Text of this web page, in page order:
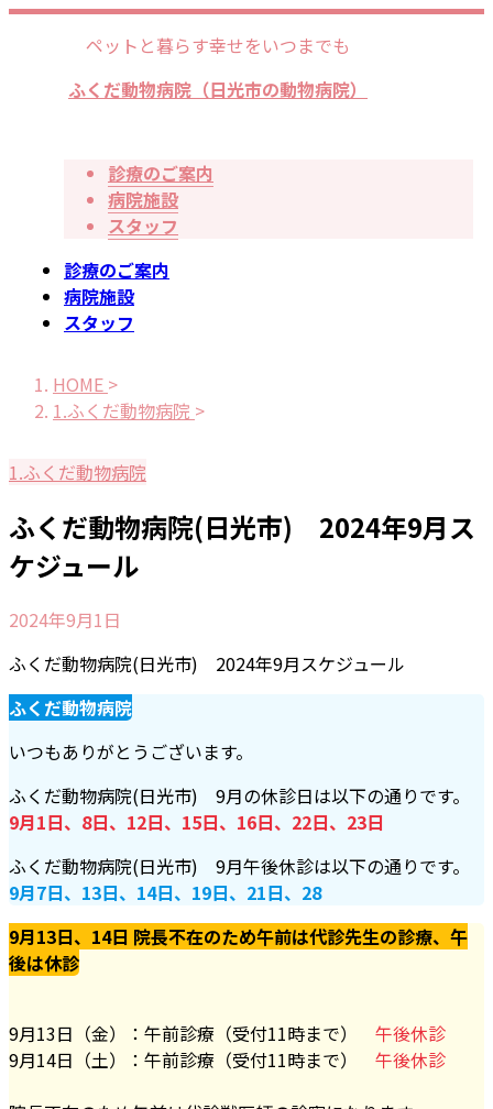
ペットと暮らす幸せをいつまでも
ふくだ動物病院（日光市の動物病院）
診療のご案内
病院施設
スタッフ
診療のご案内
病院施設
スタッフ
HOME >
1.ふくだ動物病院 >
1.ふくだ動物病院
ふくだ動物病院(日光市) 2024年9月ス
ケジュール
2024年9月1日
ふくだ動物病院(日光市) 2024年9月スケジュール
ふくだ動物病院
いつもありがとうございます。
ふくだ動物病院(日光市) 9月の休診日は以下の通りです。
9月1日、8日、12日、15日、16日、22日、23日
ふくだ動物病院(日光市) 9月午後休診は以下の通りです。
9月7日、13日、14日、19日、21日、28
9月13日、14日 院長不在のため午前は代診先生の診療、午
後は休診
9月13日（金）：午前診療（受付11時まで） 午後休診
9月14日（土）：午前診療（受付11時まで） 午後休診